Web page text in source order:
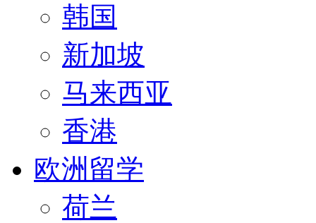
韩国
新加坡
马来西亚
香港
欧洲留学
荷兰